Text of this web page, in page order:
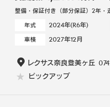
整備・保証付き（部分保証）2年・
年式
2024年(R6年)
車検 2027年12月
レクサス奈良登美ヶ丘
ピックアップ